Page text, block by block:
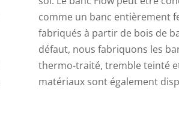
comme un banc entièrement
fabriqués à partir de bois de
défaut, nous fabriquons les
thermo-traité, tremble teinté
matériaux sont également